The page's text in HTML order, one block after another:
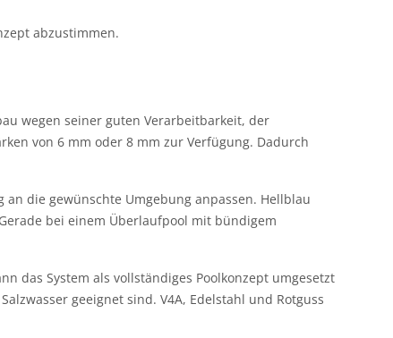
abzustimmen.
wegen seiner guten Verarbeitbarkeit, der
von 6 mm oder 8 mm zur Verfügung. Dadurch
die gewünschte Umgebung anpassen. Hellblau
bei einem Überlaufpool mit bündigem
das System als vollständiges Poolkonzept umgesetzt
geeignet sind. V4A, Edelstahl und Rotguss